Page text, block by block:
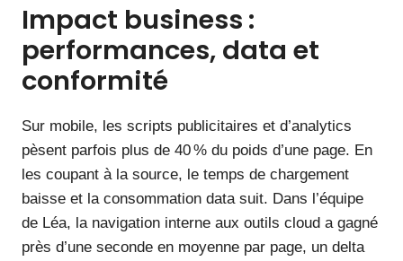
Impact business :
performances, data et
conformité
Sur mobile, les scripts publicitaires et d’analytics
pèsent parfois plus de 40 % du poids d’une page. En
les coupant à la source, le temps de chargement
baisse et la consommation data suit. Dans l’équipe
de Léa, la navigation interne aux outils cloud a gagné
près d’une seconde en moyenne par page, un delta